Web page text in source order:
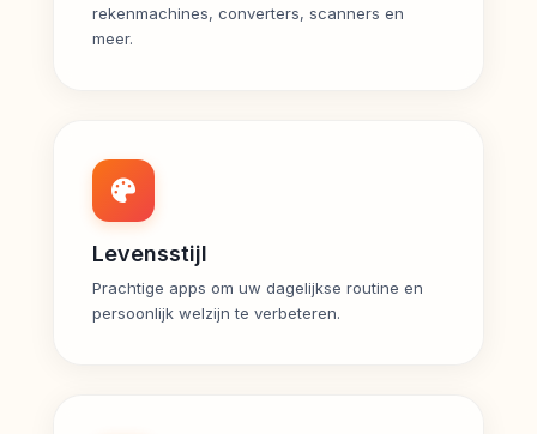
rekenmachines, converters, scanners en
meer.
Levensstijl
Prachtige apps om uw dagelijkse routine en
persoonlijk welzijn te verbeteren.